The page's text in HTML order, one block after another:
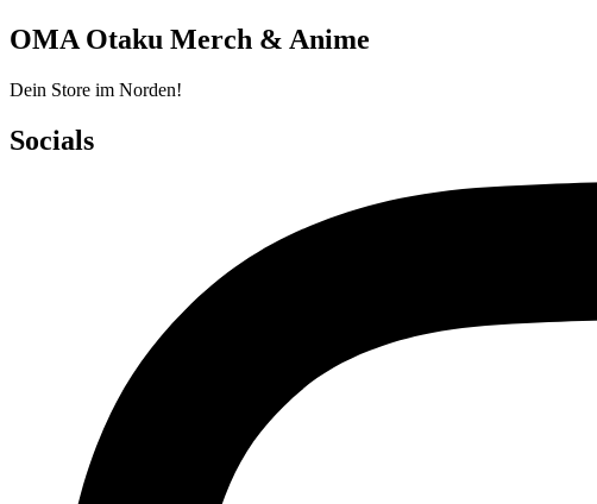
OMA Otaku Merch & Anime
Dein Store im Norden!
Socials